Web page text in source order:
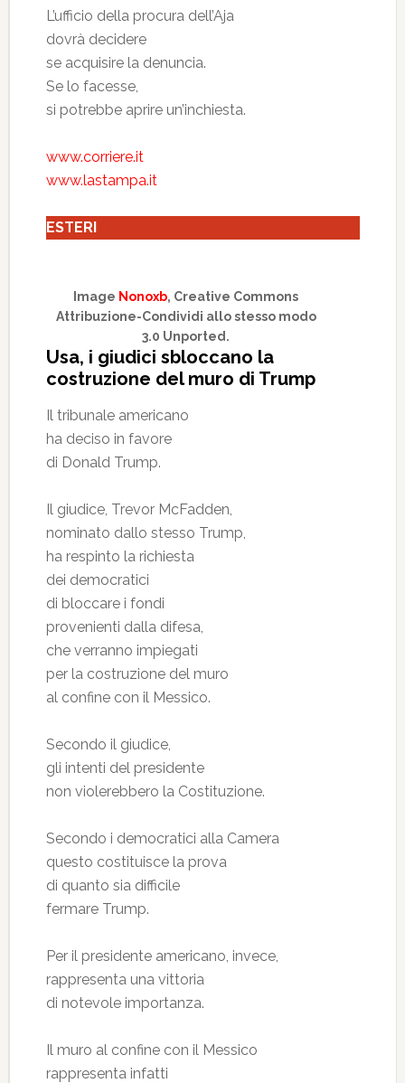
L’ufficio della procura dell’Aja
dovrà decidere
se acquisire la denuncia.
Se lo facesse,
si potrebbe aprire un’inchiesta.
www.corriere.it
www.lastampa.it
ESTERI
Image Nonoxb, Creative Commons
Attribuzione-Condividi allo stesso modo
3.0 Unported.
Usa, i giudici sbloccano la
costruzione del muro di Trump
Il tribunale americano
ha deciso in favore
di Donald Trump.
Il giudice, Trevor McFadden,
nominato dallo stesso Trump,
ha respinto la richiesta
dei democratici
di bloccare i fondi
provenienti dalla difesa,
che verranno impiegati
per la costruzione del muro
al confine con il Messico.
Secondo il giudice,
gli intenti del presidente
non violerebbero la Costituzione.
Secondo i democratici alla Camera
questo costituisce la prova
di quanto sia difficile
fermare Trump.
Per il presidente americano, invece,
rappresenta una vittoria
di notevole importanza.
Il muro al confine con il Messico
rappresenta infatti